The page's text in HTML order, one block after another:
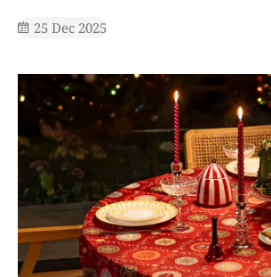
25 Dec 2025